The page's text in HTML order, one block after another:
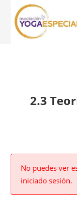
2.3
No puedes ver
iniciado sesión.